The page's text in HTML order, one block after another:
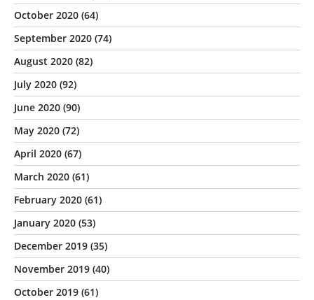
October 2020 (64)
September 2020 (74)
August 2020 (82)
July 2020 (92)
June 2020 (90)
May 2020 (72)
April 2020 (67)
March 2020 (61)
February 2020 (61)
January 2020 (53)
December 2019 (35)
November 2019 (40)
October 2019 (61)